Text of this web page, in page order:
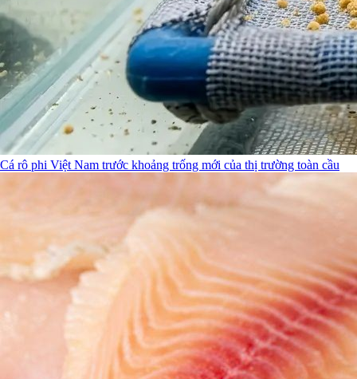
Cá rô phi Việt Nam trước khoảng trống mới của thị trường toàn cầu